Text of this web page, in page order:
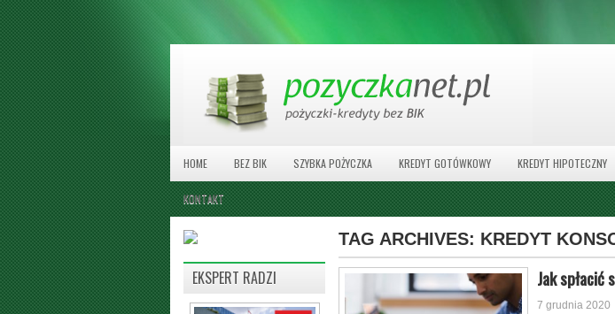
HOME BEZ BIK SZYBKA POŻYCZKA KREDYT GOTÓWKOWY KREDYT HIPOTECZNY
KONTAKT
TAG ARCHIVES: KREDYT
Jak spłacić
7 grudnia 2020
EKSPERT RADZI